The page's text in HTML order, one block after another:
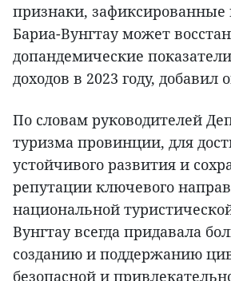
признаки, зафиксированные
Бариа-Вунгтау может
допандемические
доходов в 2023 году, добавил
По словам руководителей
туризма провинции, для
устойчивого развития и
репутации ключевого
национальной
Вунгтау всегда придавала
созданию и поддержанию
безопасной и